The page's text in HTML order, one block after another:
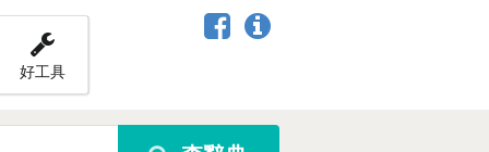
好工具